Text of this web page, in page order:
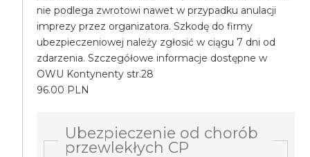
nie podlega zwrotowi nawet w przypadku anulacji
imprezy przez organizatora. Szkodę do firmy
ubezpieczeniowej należy zgłosić w ciągu 7 dni od
zdarzenia. Szczegółowe informacje dostępne w
OWU Kontynenty str.28
96.00 PLN
Ubezpieczenie od chorób
przewlekłych CP